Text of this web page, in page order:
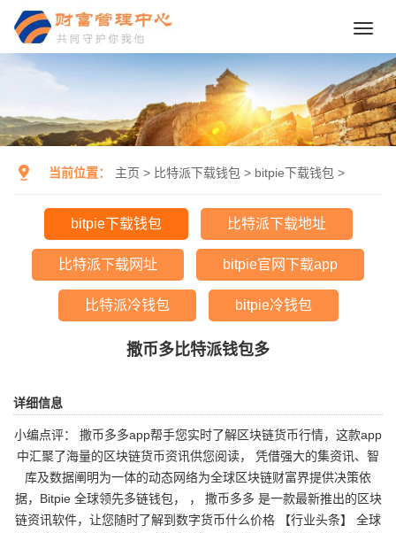
当前位置： 主页 > 比特派下载钱包 > bitpie下载钱包 >
bitpie下载钱包 比特派下载地址
比特派下载网址 bitpie官网下载app
比特派冷钱包 bitpie冷钱包
撒币多比特派钱包多
详细信息
小编点评： 撒币多多app帮手您实时了解区块链货币行情，这款app
中汇聚了海量的区块链货币资讯供您阅读， 凭借强大的集资讯、智
库及数据阐明为一体的动态网络为全球区块链财富界提供决策依
据，Bitpie 全球领先多链钱包， ， 撒币多多 是一款最新推出的区块
链资讯软件，让您随时了解到数字货币什么价格 【行业头条】 全球